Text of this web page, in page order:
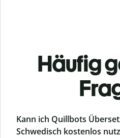
Häufig
Kann ich Quillbots
Schwedisch kostenlos